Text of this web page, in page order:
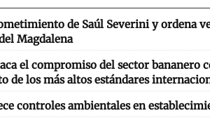
de Saúl Severini y ordena
Magdalena
el compromiso del sector bananero
de los más altos estándares
controles ambientales en